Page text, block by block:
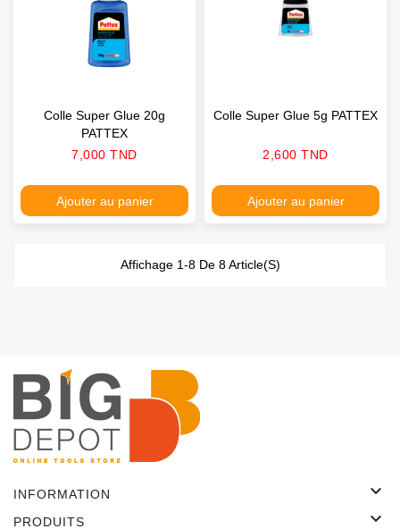
Colle Super Glue 20g
PATTEX
Prix
7,000 TND
Ajouter au panier
Colle Super Glue 5g PATTEX
Prix
2,600 TND
Ajouter au panier
Affichage 1-8 De 8 Article(s)
INFORMATION 
PRODUITS 